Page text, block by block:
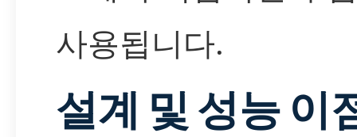
사용됩니다.
설계 및 성능 이